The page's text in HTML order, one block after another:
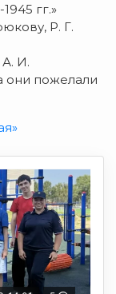
гг.»
Р. Г.
И.
они пожелали